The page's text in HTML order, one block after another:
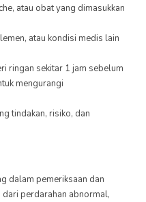
atau obat yang dimasukkan
atau kondisi medis lain
ringan sekitar 1 jam sebelum
mengurangi
tindakan, risiko, dan
dalam pemeriksaan dan
perdarahan abnormal,